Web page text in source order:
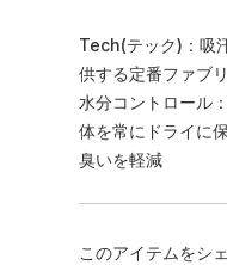
Tech(テック)：吸
供する定番ファブ
水分コントロール
体を常にドライに
臭いを軽減
このアイテムをシ